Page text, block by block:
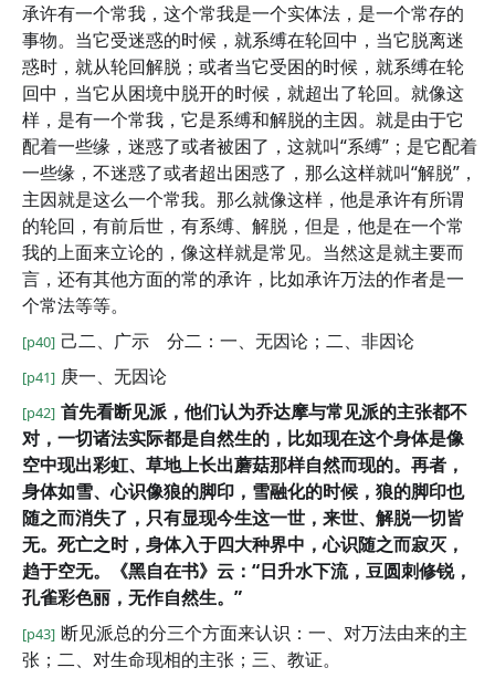
承许有一个常我，这个常我是一个实体法，是一个常存的
事物。当它受迷惑的时候，就系缚在轮回中，当它脱离迷
惑时，就从轮回解脱；或者当它受困的时候，就系缚在轮
回中，当它从困境中脱开的时候，就超出了轮回。就像这
样，是有一个常我，它是系缚和解脱的主因。就是由于它
配着一些缘，迷惑了或者被困了，这就叫“系缚”；是它配着
一些缘，不迷惑了或者超出困惑了，那么这样就叫“解脱”，
主因就是这么一个常我。那么就像这样，他是承许有所谓
的轮回，有前后世，有系缚、解脱，但是，他是在一个常
我的上面来立论的，像这样就是常见。当然这是就主要而
言，还有其他方面的常的承许，比如承许万法的作者是一
个常法等等。
[p40] 己二、广示 分二：一、无因论；二、非因论
[p41] 庚一、无因论
[p42] 首先看断见派，他们认为乔达摩与常见派的主张都不
对，一切诸法实际都是自然生的，比如现在这个身体是像
空中现出彩虹、草地上长出蘑菇那样自然而现的。再者，
身体如雪、心识像狼的脚印，雪融化的时候，狼的脚印也
随之而消失了，只有显现今生这一世，来世、解脱一切皆
无。死亡之时，身体入于四大种界中，心识随之而寂灭，
趋于空无。《黑自在书》云：“日升水下流，豆圆刺修锐，
孔雀彩色丽，无作自然生。”
[p43] 断见派总的分三个方面来认识：一、对万法由来的主
张；二、对生命现相的主张；三、教证。